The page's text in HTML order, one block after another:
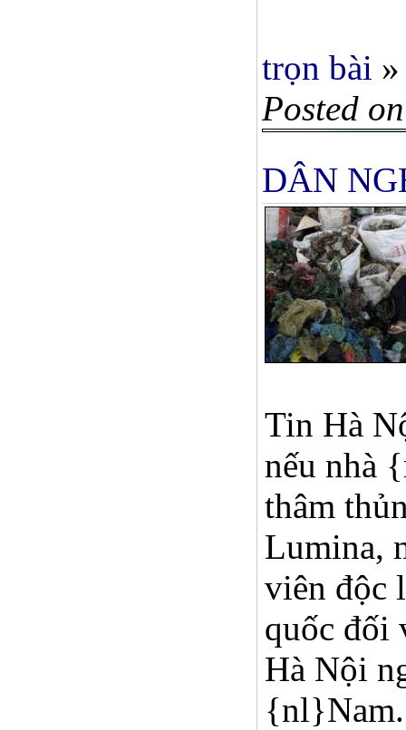
trọn bài »
Posted
DÂN
Tin Hà
nếu nhà
thâm
Lumina,
viên độc
quốc đối
Hà Nội